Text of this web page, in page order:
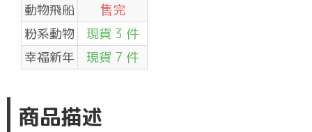
動物飛船
售完
粉系動物
現貨 3 件
幸福新年
現貨 7 件
商品描述